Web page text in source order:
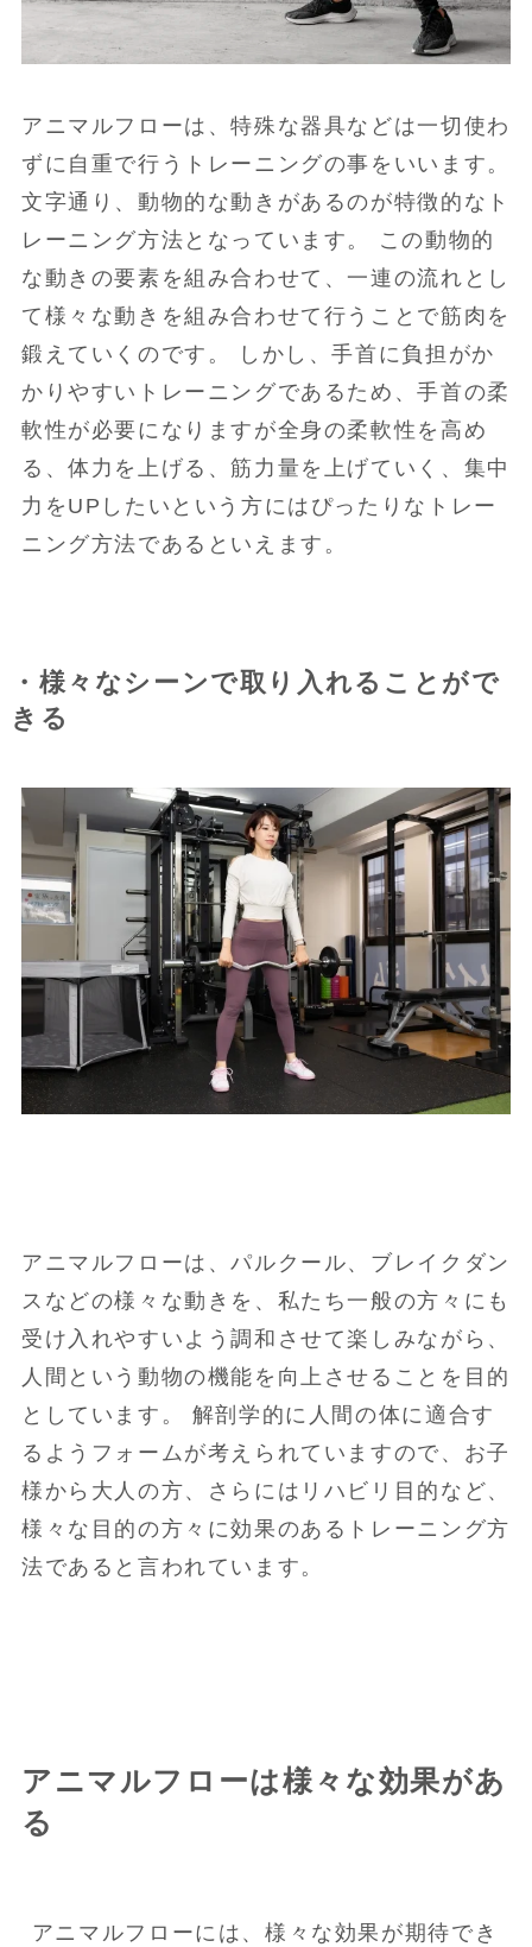
アニマルフローは、特殊な器具などは一切使わ
ずに自重で行うトレーニングの事をいいます。
文字通り、動物的な動きがあるのが特徴的なト
レーニング方法となっています。 この動物的
な動きの要素を組み合わせて、一連の流れとし
て様々な動きを組み合わせて行うことで筋肉を
鍛えていくのです。 しかし、手首に負担がか
かりやすいトレーニングであるため、手首の柔
軟性が必要になりますが全身の柔軟性を高め
る、体力を上げる、筋力量を上げていく、集中
力をUPしたいという方にはぴったりなトレー
ニング方法であるといえます。
・様々なシーンで取り入れることがで
きる
アニマルフローは、パルクール、ブレイクダン
スなどの様々な動きを、私たち一般の方々にも
受け入れやすいよう調和させて楽しみながら、
人間という動物の機能を向上させることを目的
としています。 解剖学的に人間の体に適合す
るようフォームが考えられていますので、お子
様から大人の方、さらにはリハビリ目的など、
様々な目的の方々に効果のあるトレーニング方
法であると言われています。
アニマルフローは様々な効果があ
る
アニマルフローには、様々な効果が期待でき